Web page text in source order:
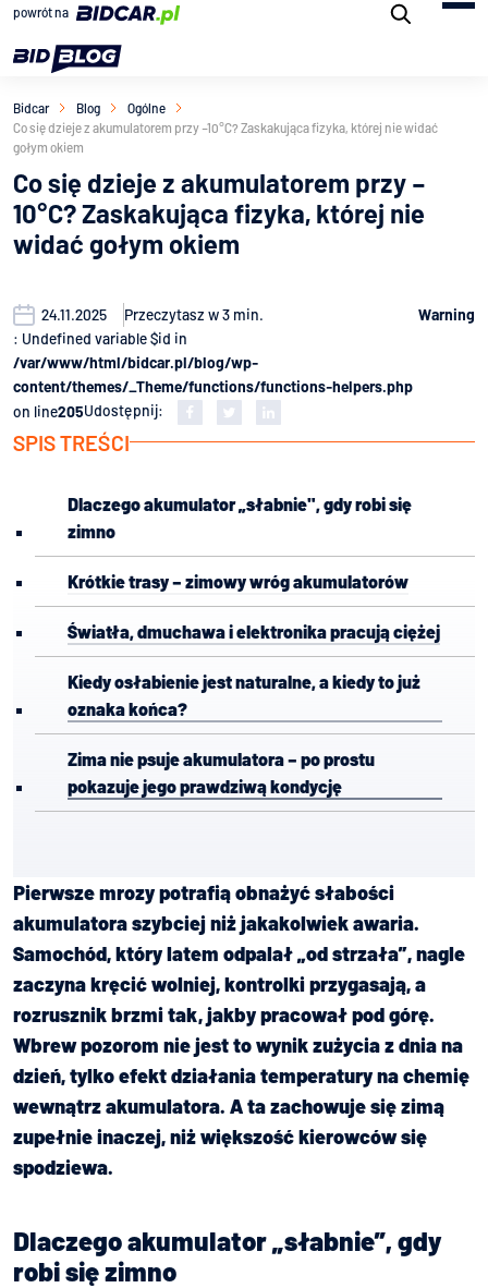
powrót na
Bidcar Blog
Ogólne
Co się dzieje z akumulatorem przy –10°C? Zaskakująca fizyka, której nie widać
gołym okiem
Co się dzieje z akumulatorem przy –
10°C? Zaskakująca fizyka, której nie
widać gołym okiem
24.11.2025 Przeczytasz w3 min.
Warning
: Undefined variable $id in
/var/www/html/bidcar.pl/blog/wp-
content/themes/_Theme/functions/functions-helpers.php
on line205Udostępnij:
SPIS TREŚCI
Dlaczego akumulator „słabnie", gdy robi się
zimno
Krótkie trasy – zimowy wróg akumulatorów
Światła, dmuchawa i elektronika pracują ciężej
Kiedy osłabienie jest naturalne, a kiedy to już
oznaka końca?
Zima nie psuje akumulatora – po prostu
pokazuje jego prawdziwą kondycję
Pierwsze mrozy potrafią obnażyć słabości
akumulatora szybciej niż jakakolwiek awaria.
Samochód, który latem odpalał „od strzała”, nagle
zaczyna kręcić wolniej, kontrolki przygasają, a
rozrusznik brzmi tak, jakby pracował pod górę.
Wbrew pozorom nie jest to wynik zużycia z dnia na
dzień, tylko efekt działania temperatury na chemię
wewnątrz akumulatora. A ta zachowuje się zimą
zupełnie inaczej, niż większość kierowców się
spodziewa.
Dlaczego akumulator „słabnie”, gdy
robi się zimno